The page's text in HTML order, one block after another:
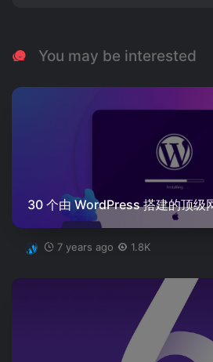
You may be interested
30 个由 WordPress 搭建的顶级
7 years ago 1.8K